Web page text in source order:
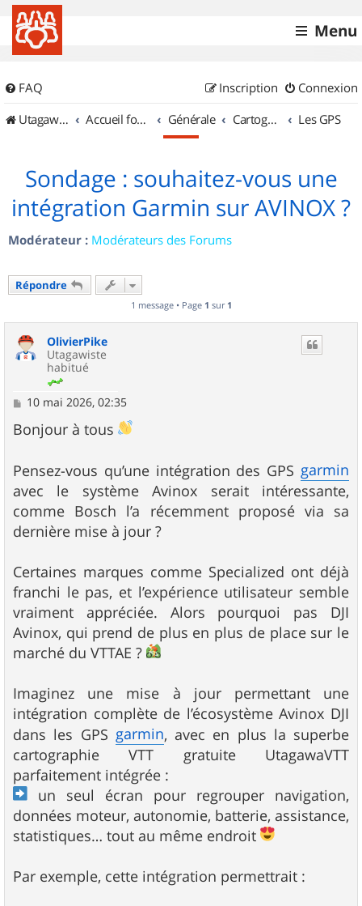
Menu
FAQ Connexion
Inscription
UtagawaVTT (Randos VTT et VTTAE avec traces GPS)
Accueil forum Générale Cartographie et GPS Les GPS
Sondage : souhaitez-vous une
intégration Garmin sur AVINOX ?
Modérateur : Modérateurs des Forums
Répondre
1 message • Page 1 sur 1
OlivierPike
Utagawiste
habitué
M
s
s
g
e
10 mai 2026, 02:35
Bonjour à tous
Pensez-vous qu’une intégration des GPS garmin
avec le système Avinox serait intéressante,
comme Bosch l’a récemment proposé via sa
dernière mise à jour ?
Certaines marques comme Specialized ont déjà
franchi le pas, et l’expérience utilisateur semble
vraiment appréciée. Alors pourquoi pas DJI
Avinox, qui prend de plus en plus de place sur le
marché du VTTAE ?
Imaginez une mise à jour permettant une
intégration complète de l’écosystème Avinox DJI
dans les GPS garmin, avec en plus la superbe
cartographie VTT gratuite UtagawaVTT
parfaitement intégrée :
un seul écran pour regrouper navigation,
données moteur, autonomie, batterie, assistance,
statistiques… tout au même endroit
Par exemple, cette intégration permettrait :